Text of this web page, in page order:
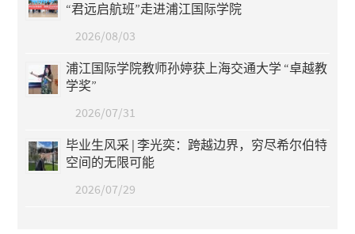
“君远启航班”走进浦江国际学院
2026/08/03
浦江国际学院教师孙婷获上海交通大学 “卓越教
学奖”
2026/07/31
毕业生风采 | 李光奕：跨越边界，穷尽希尔伯特
空间的无限可能
2026/07/29